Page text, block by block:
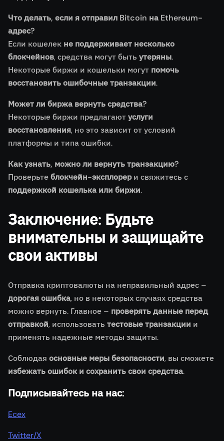
Что делать, если я отправил Bitcoin на Ethereum-
адрес?
Если кошелек не поддерживает несколько
блокчейнов, средства могут быть утеряны.
Некоторые биржи и кошельки могут помочь
восстановить ошибочные транзакции.
Может ли биржа вернуть средства?
Некоторые биржи предлагаютуслуги
восстановления, но это зависит от условий
платформы и типа ошибки.
Как узнать, можно ли вернуть транзакцию?
Проверьтеблокчейн-эксплорери свяжитесь с
поддержкой кошелька или биржи.
Заключение: Будьте
внимательны и защищайте
свои активы
Отправка криптовалюты на неправильный адрес –
дорогая ошибка, но в некоторых случаях средства
можно вернуть. Главное – проверять данные перед
отправкой, использовать тестовые транзакции и
применять надежные методы защиты.
Соблюдая основные меры безопасности, вы сможете
избежать ошибок и сохранить свои средства.
Подписывайтесь на нас:
Ecex
Twitter/X